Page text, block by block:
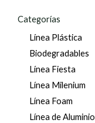
Categorías
Línea Plástica
Biodegradables
Línea Fiesta
Línea Milenium
Línea Foam
Línea de Aluminio